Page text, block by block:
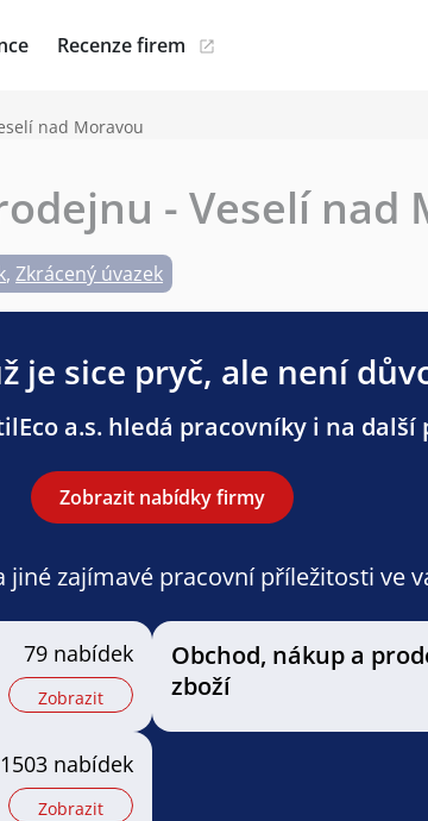
Recenze firem
nad Moravou
- Veselí nad
, Zkrácený úvazek
je sice pryč, ale není
a.s. hledá pracovníky i na další
Zobrazit nabídky firmy
jiné zajímavé pracovní příležitosti ve
79 nabídek
Zobrazit
Obchod, nákup a
zboží
1503 nabídek
Zobrazit